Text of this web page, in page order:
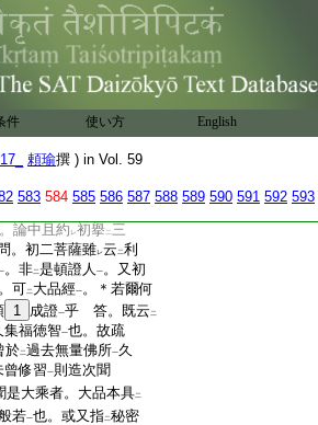
件 使い方 English
頼瑜撰 ) in Vol. 59
583 584 585 586 587 588 589 590 591 592 593
。是菩薩亦利根堅
發 7 心時便得
法輪 二無量衆
薩亦利根心堅。久
羅蜜一 相應○等 文 論
薩 羊馬神三喩 。
更擧以初菩薩 合
也。其下三種發心者。
所説二菩薩。第三經所
分二二種一 。如文可レ
見。
論中且約 レ初擧二 三
。初二菩薩雖レ云 二利
。非二是頓證人 一。又初
。可二 大品經一。＊若爾何
1 成證一乎 答。既云 二
集福徳智一也。故疏
於二過去無量佛所一久
曾修習一則造次聞
是大乘者。大品本具二
若一也。或又指二秘密